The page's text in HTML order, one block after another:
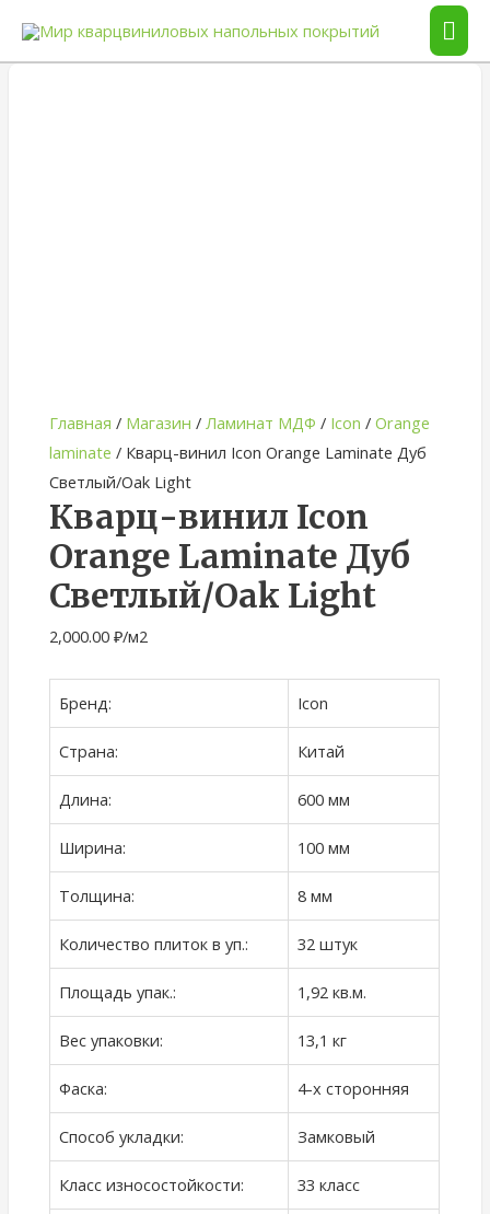
Главная / Магазин / Ламинат МДФ / Icon /Orange
laminate / Кварц-винил Icon Orange Laminate Дуб
Светлый/Oak Light
Кварц-винил Icon
Orange Laminate Дуб
Светлый/Oak Light
2,000.00₽/м2
Бренд: Icon
Страна: Китай
Длина: 600 мм
Ширина: 100 мм
Толщина: 8 мм
Количество плиток в уп.: 32 штук
Площадь упак.: 1,92 кв.м.
Вес упаковки: 13,1 кг
Фаска: 4-х сторонняя
Способ укладки: Замковый
Класс износостойкости: 33 класс